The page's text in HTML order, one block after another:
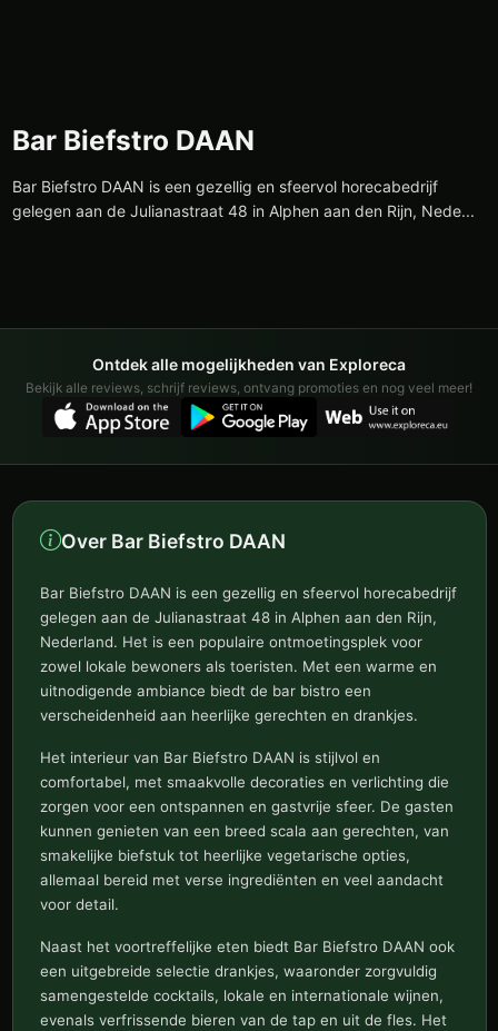
Bar Biefstro DAAN
Bar Biefstro DAAN is een gezellig en sfeervol horecabedrijf
gelegen aan de Julianastraat 48 in Alphen aan den Rijn, Nede...
Ontdek alle mogelijkheden van Exploreca
Bekijk alle reviews, schrijf reviews, ontvang promoties en nog veel meer!
Over Bar Biefstro DAAN
Bar Biefstro DAAN is een gezellig en sfeervol horecabedrijf
gelegen aan de Julianastraat 48 in Alphen aan den Rijn,
Nederland. Het is een populaire ontmoetingsplek voor
zowel lokale bewoners als toeristen. Met een warme en
uitnodigende ambiance biedt de bar bistro een
verscheidenheid aan heerlijke gerechten en drankjes.
Het interieur van Bar Biefstro DAAN is stijlvol en
comfortabel, met smaakvolle decoraties en verlichting die
zorgen voor een ontspannen en gastvrije sfeer. De gasten
kunnen genieten van een breed scala aan gerechten, van
smakelijke biefstuk tot heerlijke vegetarische opties,
allemaal bereid met verse ingrediënten en veel aandacht
voor detail.
Naast het voortreffelijke eten biedt Bar Biefstro DAAN ook
een uitgebreide selectie drankjes, waaronder zorgvuldig
samengestelde cocktails, lokale en internationale wijnen,
evenals verfrissende bieren van de tap en uit de fles. Het